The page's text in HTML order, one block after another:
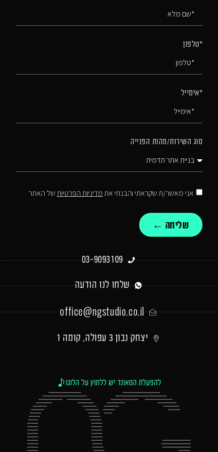
*טלפון
*אימייל
סוג השירות/מהות הפנייה
אני מאשר/ת שקראתי והבנתי אתמדיניות הפרטיותשל האתר
שליחה ←
03-9093109
שלחו לנו הודעה
office@ngstudio.co.il
יצחק נבון 3 עפולה, קומה 1
להפעלת הסאונד יש ללחוץ על הלוגו